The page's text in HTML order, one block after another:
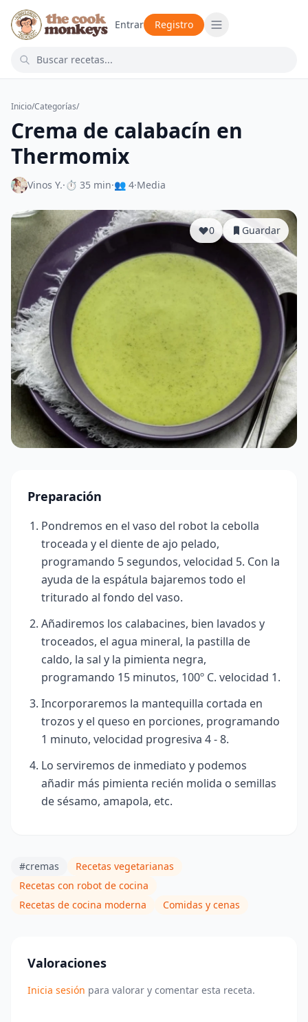
Entrar Registro
Inicio/Categorías/
Crema de calabacín en
Thermomix
Vinos Y.·⏱ 35 min·👥 4·Media
0 Guardar
Preparación
Pondremos en el vaso del robot la cebolla
troceada y el diente de ajo pelado,
programando 5 segundos, velocidad 5. Con la
ayuda de la espátula bajaremos todo el
triturado al fondo del vaso.
Añadiremos los calabacines, bien lavados y
troceados, el agua mineral, la pastilla de
caldo, la sal y la pimienta negra,
programando 15 minutos, 100º C. velocidad 1.
Incorporaremos la mantequilla cortada en
trozos y el queso en porciones, programando
1 minuto, velocidad progresiva 4 - 8.
Lo serviremos de inmediato y podemos
añadir más pimienta recién molida o semillas
de sésamo, amapola, etc.
#cremas
Recetas vegetarianas
Recetas con robot de cocina
Recetas de cocina moderna
Comidas y cenas
Valoraciones
Inicia sesión para valorar y comentar esta receta.